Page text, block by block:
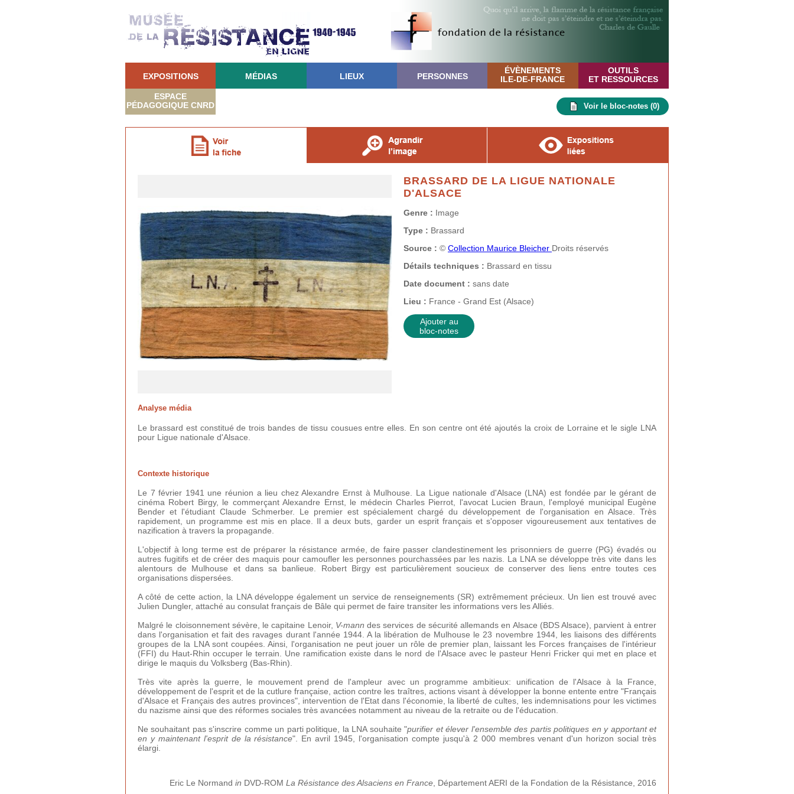
EXPOSITIONS MÉDIAS LIEUX PERSONNES
ÉVÈNEMENTS
ILE-DE-FRANCE
OUTILS
ET RESSOURCES
ESPACE
PÉDAGOGIQUE CNRD Voir le bloc-notes (0)
BRASSARD DE LA LIGUE NATIONALE
D'ALSACE
Genre : Image
Type : Brassard
Source : © Collection Maurice Bleicher Droits réservés
Détails techniques : Brassard en tissu
Date document : sans date
Lieu : France - Grand Est (Alsace)
Ajouter au
bloc-notes
Analyse média
Le brassard est constitué de trois bandes de tissu cousues entre elles. En son centre ont été ajoutés la croix de Lorraine et le sigle LNA
pour Ligue nationale d'Alsace.
Contexte historique
Le 7 février 1941 une réunion a lieu chez Alexandre Ernst à Mulhouse. La Ligue nationale d'Alsace (LNA) est fondée par le gérant de
cinéma Robert Birgy, le commerçant Alexandre Ernst, le médecin Charles Pierrot, l'avocat Lucien Braun, l'employé municipal Eugène
Bender et l'étudiant Claude Schmerber. Le premier est spécialement chargé du développement de l'organisation en Alsace. Très
rapidement, un programme est mis en place. Il a deux buts, garder un esprit français et s'opposer vigoureusement aux tentatives de
nazification à travers la propagande.
L'objectif à long terme est de préparer la résistance armée, de faire passer clandestinement les prisonniers de guerre (PG) évadés ou
autres fugitifs et de créer des maquis pour camoufler les personnes pourchassées par les nazis. La LNA se développe très vite dans les
alentours de Mulhouse et dans sa banlieue. Robert Birgy est particulièrement soucieux de conserver des liens entre toutes ces
organisations dispersées.
A côté de cette action, la LNA développe également un service de renseignements (SR) extrêmement précieux. Un lien est trouvé avec
Julien Dungler, attaché au consulat français de Bâle qui permet de faire transiter les informations vers les Alliés.
Malgré le cloisonnement sévère, le capitaine Lenoir, V-mann des services de sécurité allemands en Alsace (BDS Alsace), parvient à entrer
dans l'organisation et fait des ravages durant l'année 1944. A la libération de Mulhouse le 23 novembre 1944, les liaisons des différents
groupes de la LNA sont coupées. Ainsi, l'organisation ne peut jouer un rôle de premier plan, laissant les Forces françaises de l'intérieur
(FFI) du Haut-Rhin occuper le terrain. Une ramification existe dans le nord de l'Alsace avec le pasteur Henri Fricker qui met en place et
dirige le maquis du Volksberg (Bas-Rhin).
Très vite après la guerre, le mouvement prend de l'ampleur avec un programme ambitieux: unification de l'Alsace à la France,
développement de l'esprit et de la cutlure française, action contre les traîtres, actions visant à développer la bonne entente entre "Français
d'Alsace et Français des autres provinces", intervention de l'Etat dans l'économie, la liberté de cultes, les indemnisations pour les victimes
du nazisme ainsi que des réformes sociales très avancées notamment au niveau de la retraite ou de l'éducation.
Ne souhaitant pas s'inscrire comme un parti politique, la LNA souhaite "purifier et élever l'ensemble des partis politiques en y apportant et
en y maintenant l'esprit de la résistance". En avril 1945, l'organisation compte jusqu'à 2 000 membres venant d'un horizon social très
élargi.
Eric Le Normand in DVD-ROM La Résistance des Alsaciens en France , Département AERI de la Fondation de la Résistance, 2016